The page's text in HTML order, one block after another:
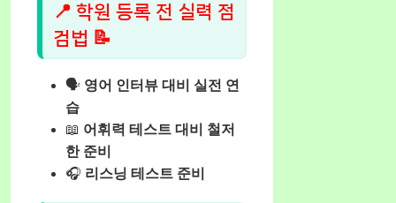
📍 학원 등록 전 실력 점
검법 📝
🗣️ 영어 인터뷰 대비 실전 연
습
📖 어휘력 테스트 대비 철저
한 준비
🎧 리스닝 테스트 준비